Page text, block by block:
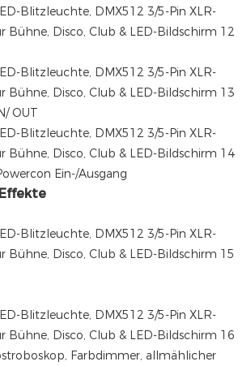
OUT
Ein-/Ausgang
Farbdimmer, allmählicher